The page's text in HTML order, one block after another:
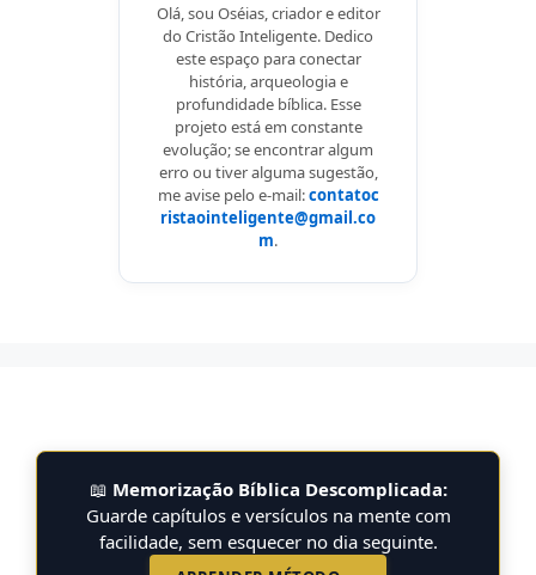
Olá, sou Oséias, criador e editor
do Cristão Inteligente. Dedico
este espaço para conectar
história, arqueologia e
profundidade bíblica. Esse
projeto está em constante
evolução; se encontrar algum
erro ou tiver alguma sugestão,
me avise pelo e-mail:contatoc
ristaointeligente@gmail.co
m.
📖 Memorização Bíblica Descomplicada:
Guarde capítulos e versículos na mente com
facilidade, sem esquecer no dia seguinte.